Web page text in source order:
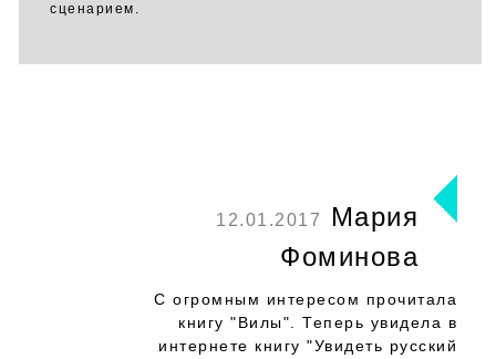
сценарием.
12.01.2017
Мария
Фоминова
С огромным интересом прочитала
книгу "Вилы". Теперь увидела в
интернете книгу "Увидеть русский